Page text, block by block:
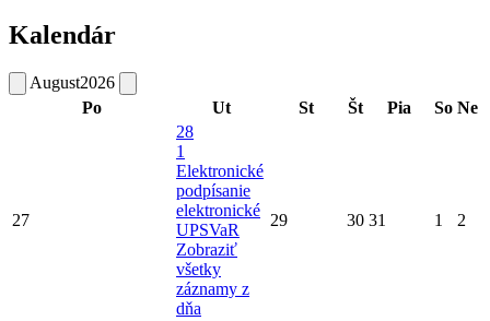
Kalendár
August2026
Po
Ut St Št Pia So Ne
27
28
1
Elektronické
podpísanie
elektronické
UPSVaR
Zobraziť
všetky
záznamy z
dňa
29 30 31 1 2